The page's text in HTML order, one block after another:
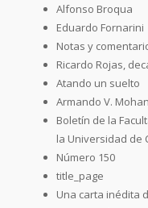
Alfonso Broqua
Eduardo Fornarini
Notas y
Ricardo Rojas,
Atando un suelto
Armando V.
Boletín de la
la Universidad de
Número 150
title_page
Una carta inédita